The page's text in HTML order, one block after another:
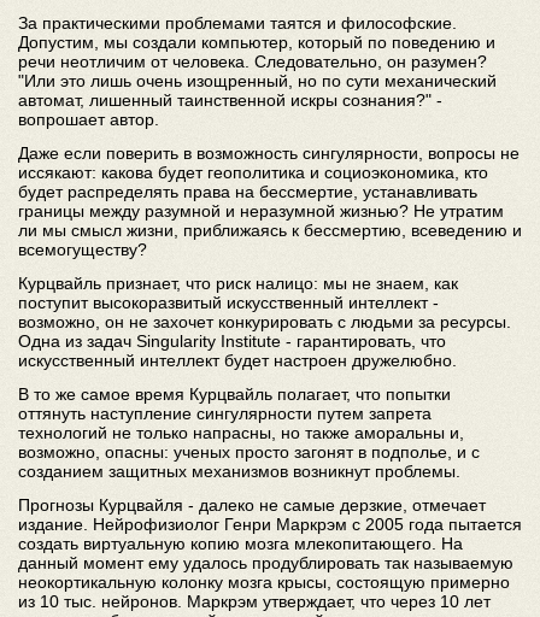
За практическими проблемами таятся и философские.
Допустим, мы создали компьютер, который по поведению и
речи неотличим от человека. Следовательно, он разумен?
"Или это лишь очень изощренный, но по сути механический
автомат, лишенный таинственной искры сознания?" -
вопрошает автор.
Даже если поверить в возможность сингулярности, вопросы не
иссякают: какова будет геополитика и социоэкономика, кто
будет распределять права на бессмертие, устанавливать
границы между разумной и неразумной жизнью? Не утратим
ли мы смысл жизни, приближаясь к бессмертию, всеведению и
всемогуществу?
Курцвайль признает, что риск налицо: мы не знаем, как
поступит высокоразвитый искусственный интеллект -
возможно, он не захочет конкурировать с людьми за ресурсы.
Одна из задач Singularity Institute - гарантировать, что
искусственный интеллект будет настроен дружелюбно.
В то же самое время Курцвайль полагает, что попытки
оттянуть наступление сингулярности путем запрета
технологий не только напрасны, но также аморальны и,
возможно, опасны: ученых просто загонят в подполье, и с
созданием защитных механизмов возникнут проблемы.
Прогнозы Курцвайля - далеко не самые дерзкие, отмечает
издание. Нейрофизиолог Генри Маркрэм с 2005 года пытается
создать виртуальную копию мозга млекопитающего. На
данный момент ему удалось продублировать так называемую
неокортикальную колонку мозга крысы, состоящую примерно
из 10 тыс. нейронов. Маркрэм утверждает, что через 10 лет